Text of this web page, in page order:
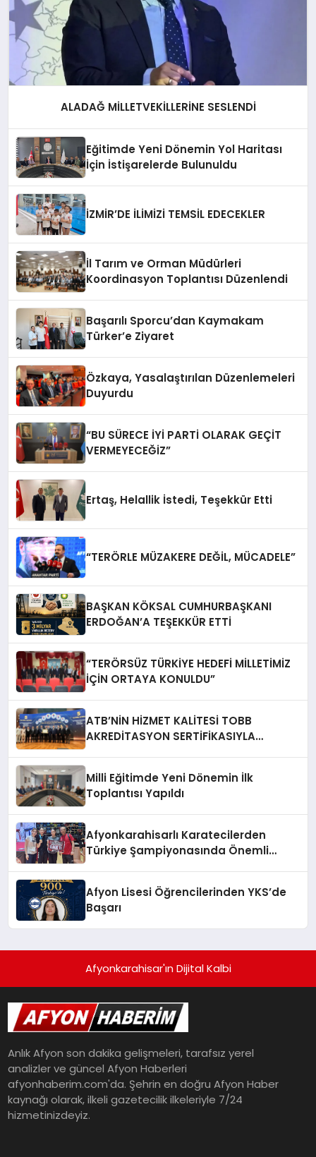
ALADAĞ MİLLETVEKİLLERİNE SESLENDİ
Eğitimde Yeni Dönemin Yol Haritası
İçin İstişarelerde Bulunuldu
İZMİR’DE İLİMİZİ TEMSİL EDECEKLER
İl Tarım ve Orman Müdürleri
Koordinasyon Toplantısı Düzenlendi
Başarılı Sporcu’dan Kaymakam
Türker’e Ziyaret
Özkaya, Yasalaştırılan Düzenlemeleri
Duyurdu
“BU SÜRECE İYİ PARTİ OLARAK GEÇİT
VERMEYECEĞİZ”
Ertaş, Helallik İstedi, Teşekkür Etti
“TERÖRLE MÜZAKERE DEĞİL, MÜCADELE”
BAŞKAN KÖKSAL CUMHURBAŞKANI
ERDOĞAN’A TEŞEKKÜR ETTİ
“TERÖRSÜZ TÜRKİYE HEDEFİ MİLLETİMİZ
İÇİN ORTAYA KONULDU”
ATB’NİN HİZMET KALİTESİ TOBB
AKREDİTASYON SERTİFİKASIYLA
Milli Eğitimde Yeni Dönemin İlk
Toplantısı Yapıldı
Afyonkarahisarlı Karatecilerden
Türkiye Şampiyonasında Önemli
Afyon Lisesi Öğrencilerinden YKS’de
Başarı
Afyonkarahisar'ın Dijital Kalbi
Anlık Afyon son dakika gelişmeleri, tarafsız yerel
analizler ve güncel Afyon Haberleri
afyonhaberim.com'da. Şehrin en doğru Afyon Haber
kaynağı olarak, ilkeli gazetecilik ilkeleriyle 7/24
hizmetinizdeyiz.